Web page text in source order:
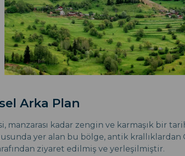
Arka Plan
manzarası kadar zengin ve karmaşık bir
yer alan bu bölge, antik krallıklardan
ziyaret edilmiş ve yerleşilmiştir.